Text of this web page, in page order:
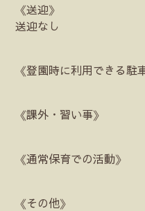
《送迎》
送迎なし
《登園時に利用できる駐
《課外・習い事》
《通常保育での活動》
《その他》